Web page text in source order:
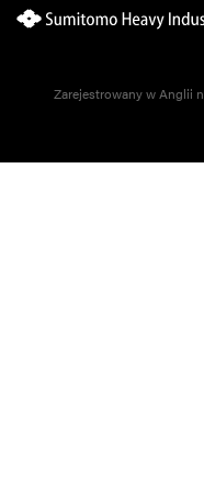
Zarejestrowany w Anglii